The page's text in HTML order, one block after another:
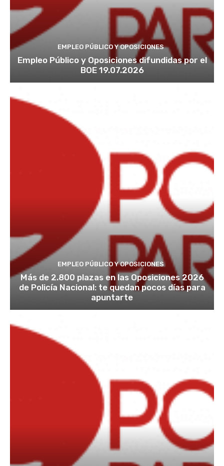
EMPLEO PÚBLICO Y OPOSICIONES
Empleo Público y Oposiciones difundidas por el
BOE 19.07.2026
EMPLEO PÚBLICO Y OPOSICIONES
Más de 2.800 plazas en las Oposiciones 2026
de Policía Nacional: te quedan pocos días para
apuntarte